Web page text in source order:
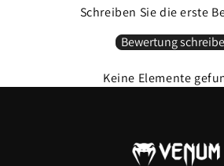
Schreiben Sie die erste
Bewertung
Keine Elemente